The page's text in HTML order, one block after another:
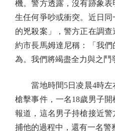
機。警方透露，沒有跡象
生任何爭吵或衝突。近日
的兇殺案」，警方正在調
約市長馬姆達尼稱：「我
為。我們將竭盡全力與之鬥
當地時間5日凌晨4時左
槍擊事件，一名18歲男子
報道，這名男子持槍接近
捕他的過程中，還有一名警